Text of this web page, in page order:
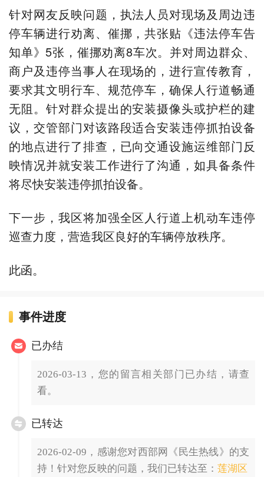
针对网友反映问题，执法人员对现场及周边违
停车辆进行劝离、催挪，共张贴《违法停车告
知单》5张，催挪劝离8车次。并对周边群众、
商户及违停当事人在现场的，进行宣传教育，
要求其文明行车、规范停车，确保人行道畅通
无阻。针对群众提出的安装摄像头或护栏的建
议，交管部门对该路段适合安装违停抓拍设备
的地点进行了排查，已向交通设施运维部门反
映情况并就安装工作进行了沟通，如具备条件
将尽快安装违停抓拍设备。
下一步，我区将加强全区人行道上机动车违停
巡查力度，营造我区良好的车辆停放秩序。
此函。
事件进度
已办结
2026-03-13，您的留言相关部门已办结，请查
看。
已转达
2026-02-09，感谢您对西部网《民生热线》的支
持！针对您反映的问题，我们已转达至： 莲湖区